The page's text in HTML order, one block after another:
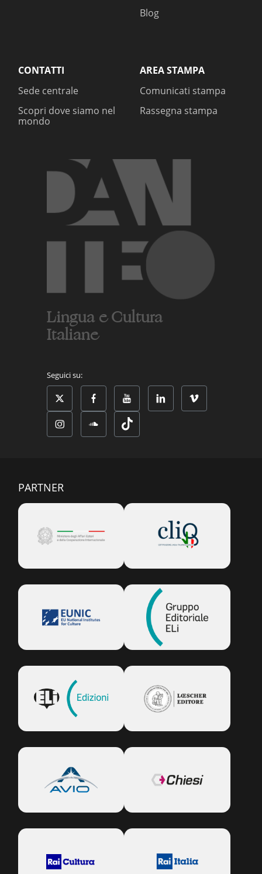
Blog
CONTATTI
Sede centrale
Scopri dove siamo nel
mondo
AREA STAMPA
Comunicati stampa
Rassegna stampa
Lingua e Cultura
Italiane
Seguici su:
PARTNER